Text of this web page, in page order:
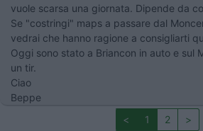
vuole scarsa una giornata. Dipende da
Se "costringi" maps a passare dal
vedrai che hanno ragione a consigliarti
Oggi sono stato a Briancon in auto e sul
un tir.
Ciao
Beppe
<
1 2 >